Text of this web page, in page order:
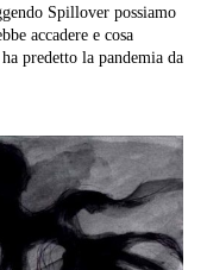
Spillover possiamo
accadere e cosa
predetto la pandemia da